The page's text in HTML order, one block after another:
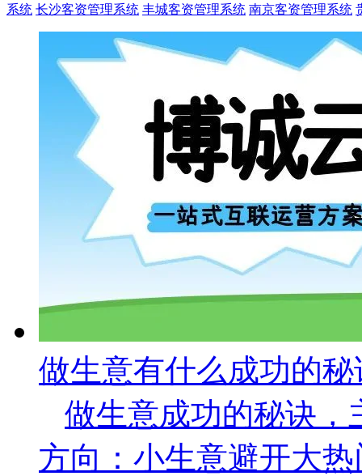
系统 长沙客资管理系统 丰城客资管理系统 南京客资管理系统
做生意有什么成功的
做生意成功的秘诀，
方向：小生意避开大